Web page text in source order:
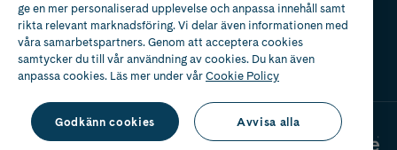
ge en mer personaliserad upplevelse och anpassa innehåll samt
rikta relevant marknadsföring. Vi delar även informationen med
våra samarbetspartners. Genom att acceptera cookies
samtycker du till vår användning av cookies. Du kan även
anpassa cookies. Läs mer under vårCookie Policy
Godkänn cookies Avvisa alla